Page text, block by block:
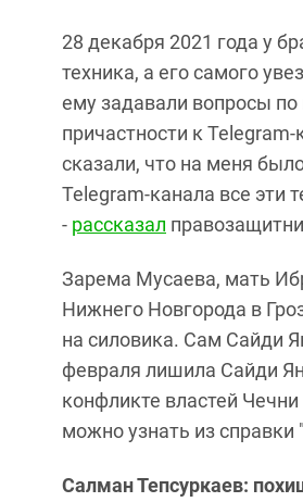
28 декабря 2021 года у
техника, а его самого
ему задавали вопросы по
причастности к
сказали, что на меня
Telegram-канала все эти
- рассказал
Зарема Мусаева, мать
Нижнего Новгорода в
на силовика. Сам Сайди
февраля лишила Сайди
конфликте властей
можно узнать из справки
Салман Тепсуркаев: